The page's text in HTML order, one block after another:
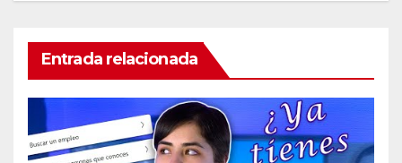
Entrada relacionada